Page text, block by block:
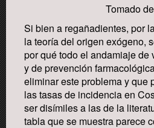
Tomado
Si bien a regañadientes, por
la teoría del origen exógeno,
por qué todo el andamiaje
y de prevención
eliminar este problema y que
las tasas de incidencia en
ser disímiles a las de la
tabla que se muestra parece